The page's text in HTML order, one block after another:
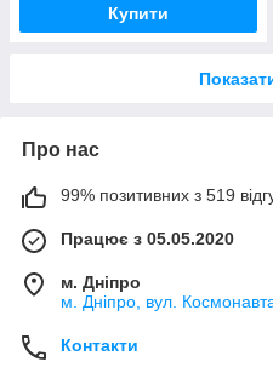
Купити
Про нас
99% позитивних з 519
Працює з 05.05.2020
м. Дніпро
м. Дніпро, вул.
Контакти